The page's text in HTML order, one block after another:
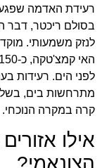
בסולם ריכטר, דבר
לנזק משמעותי.
לפני הים. רעידות
מתרחשות בים, בשל
קרה במקרה הנוכחי.
אילו